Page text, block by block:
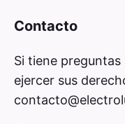
Contacto
Si tiene
ejercer sus